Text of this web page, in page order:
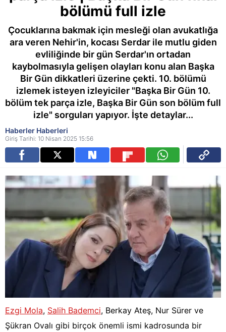
bölümü full izle
Çocuklarına bakmak için mesleği olan avukatlığa
ara veren Nehir'in, kocası Serdar ile mutlu giden
evliliğinde bir gün Serdar'ın ortadan
kaybolmasıyla gelişen olayları konu alan Başka
Bir Gün dikkatleri üzerine çekti. 10. bölümü
izlemek isteyen izleyiciler "Başka Bir Gün 10.
bölüm tek parça izle, Başka Bir Gün son bölüm full
izle" sorguları yapıyor. İşte detaylar...
Haberler Haberleri
Giriş Tarihi: 10 Nisan 2025 15:56
Ezgi Mola, Salih Bademci, Berkay Ateş, Nur Sürer ve
Şükran Ovalı gibi birçok önemli ismi kadrosunda bir